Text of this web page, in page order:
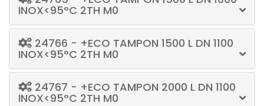
INOX<95°C 2TH M0
24766 - +ECO TAMPON 1500 L DN 1100
INOX<95°C 2TH M0
24767 - +ECO TAMPON 2000 L DN 1100
INOX<95°C 2TH M0